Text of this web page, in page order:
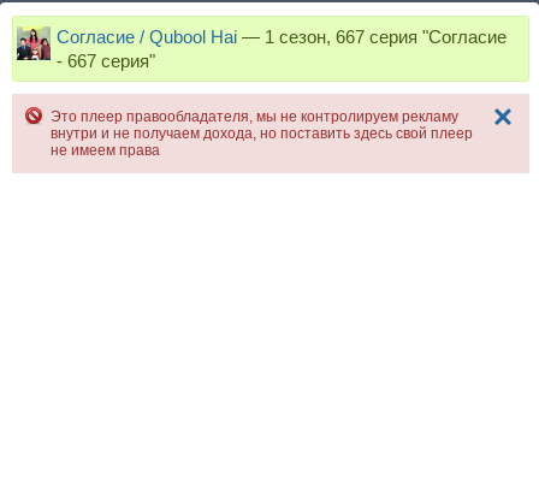
Согласие / Qubool Hai — 1 сезон, 667 серия "Согласие
- 667 серия"
Это плеер правообладателя, мы не контролируем рекламу
внутри и не получаем дохода, но поставить здесь свой плеер
не имеем права